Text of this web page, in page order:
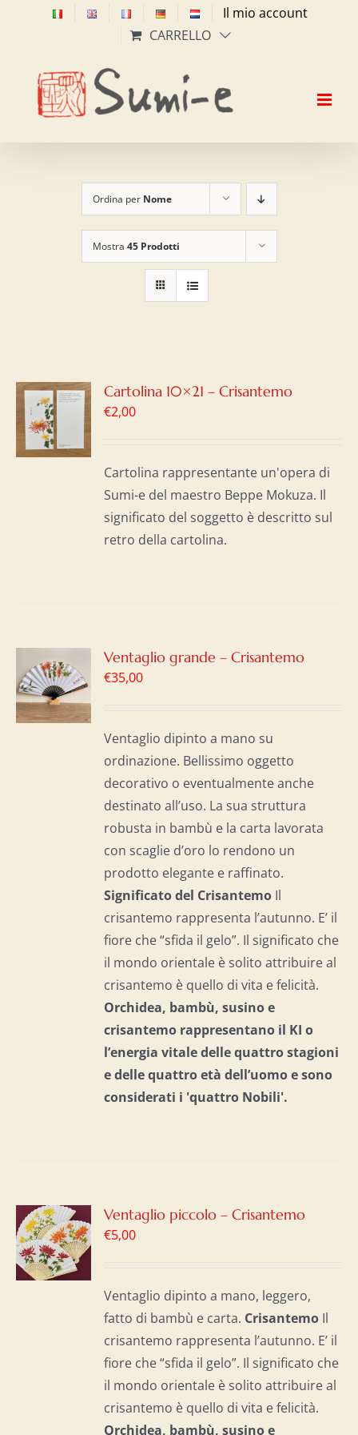
Il mio account
CARRELLO
Ordina per Nome
Mostra 45 Prodotti
Cartolina 10×21 – Crisantemo
€2,00
Cartolina rappresentante un'opera di
Sumi-e del maestro Beppe Mokuza. Il
significato del soggetto è descritto sul
retro della cartolina.
Ventaglio grande – Crisantemo
€35,00
Ventaglio dipinto a mano su
ordinazione. Bellissimo oggetto
decorativo o eventualmente anche
destinato all’uso. La sua struttura
robusta in bambù e la carta lavorata
con scaglie d’oro lo rendono un
prodotto elegante e raffinato.
Significato del Crisantemo Il
crisantemo rappresenta l’autunno. E’ il
fiore che “sfida il gelo”. Il significato che
il mondo orientale è solito attribuire al
crisantemo è quello di vita e felicità.
Orchidea, bambù, susino e
crisantemo rappresentano il KI o
l’energia vitale delle quattro stagioni
e delle quattro età dell’uomo esono
considerati i 'quattro Nobili'.
Ventaglio piccolo – Crisantemo
€5,00
Ventaglio dipinto a mano, leggero,
fatto di bambù e carta. Crisantemo Il
crisantemo rappresenta l’autunno. E’ il
fiore che “sfida il gelo”. Il significato che
il mondo orientale è solito attribuire al
crisantemo è quello di vita e felicità.
Orchidea, bambù, susino e